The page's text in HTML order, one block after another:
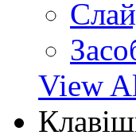
View